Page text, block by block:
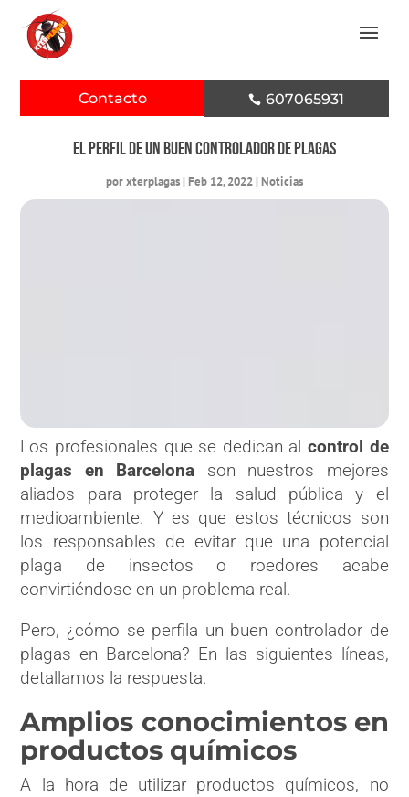
Contacto  607065931
El perfil de un buen controlador de plagas
porxterplagas| Feb 12, 2022| Noticias
Los profesionales que se dedican al control de
plagas en Barcelona son nuestros mejores
aliados para proteger la salud pública y el
medioambiente. Y es que estos técnicos son
los responsables de evitar que una potencial
plaga de insectos o roedores acabe
convirtiéndose en un problema real.
Pero, ¿cómo se perfila un buen controlador de
plagas en Barcelona? En las siguientes líneas,
detallamos la respuesta.
Amplios conocimientos en
productos químicos
A la hora de utilizar productos químicos, no